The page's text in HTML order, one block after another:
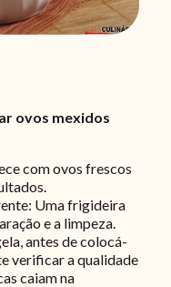
ovos mexidos
com ovos frescos
Uma frigideira
e a limpeza.
antes de colocá-
verificar a qualidade
caiam na